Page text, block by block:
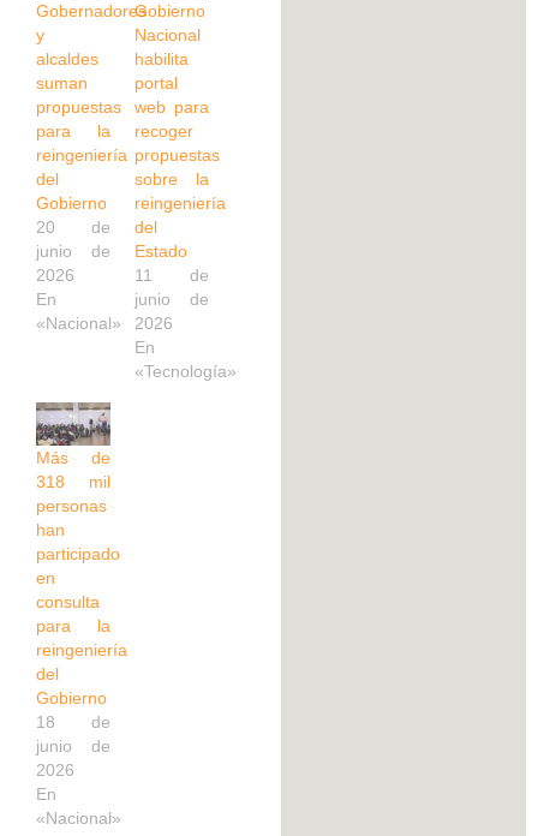
Gobernadores
y
alcaldes
suman
propuestas
para la
reingeniería
del
Gobierno
20 de
junio de
2026
En
«Nacional»
Gobierno
Nacional
habilita
portal
web para
recoger
propuestas
sobre la
reingeniería
del
Estado
11 de
junio de
2026
En
«Tecnología»
Más de
318 mil
personas
han
participado
en
consulta
para la
reingeniería
del
Gobierno
18 de
junio de
2026
En
«Nacional»